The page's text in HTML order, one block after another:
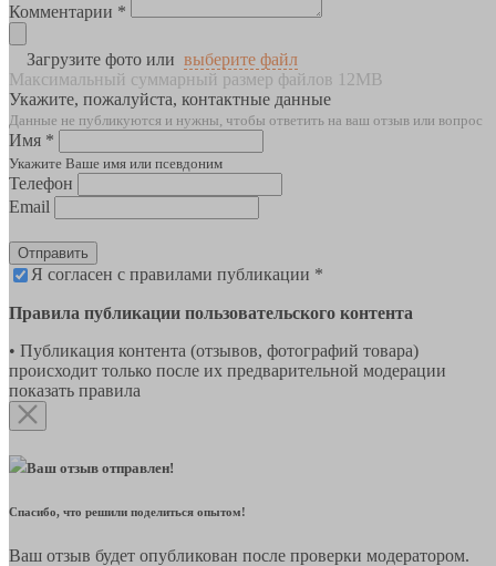
Комментарии *
Загрузите фото или выберите файл
Максимальный суммарный размер файлов 12MB
Укажите, пожалуйста, контактные данные
Данные не публикуются и нужны, чтобы ответить на ваш отзыв или вопрос
Имя *
Укажите Ваше имя или псевдоним
Телефон
Email
Отправить
Я согласен с правилами публикации *
Правила публикации пользовательского контента
• Публикация контента (отзывов, фотографий товара)
происходит только после их предварительной модерации
показать правила
Ваш отзыв отправлен!
Спасибо, что решили поделиться опытом!
Ваш отзыв будет опубликован после проверки модератором.